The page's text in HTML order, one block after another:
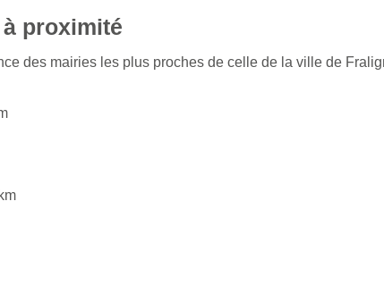
proximité
des mairies les plus proches de celle de la ville de